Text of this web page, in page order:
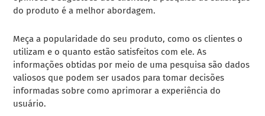
do produto é a melhor abordagem.
Meça a popularidade do seu produto, como os clientes o
utilizam e o quanto estão satisfeitos com ele. As
informações obtidas por meio de uma pesquisa são dados
valiosos que podem ser usados para tomar decisões
informadas sobre como aprimorar a experiência do
usuário.